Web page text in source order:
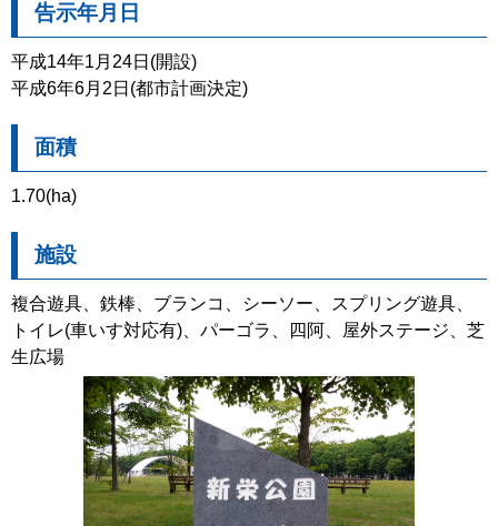
告示年月日
平成14年1月24日(開設)
平成6年6月2日(都市計画決定)
面積
1.70(ha)
施設
複合遊具、鉄棒、ブランコ、シーソー、スプリング遊具、
トイレ(車いす対応有)、パーゴラ、四阿、屋外ステージ、芝
生広場